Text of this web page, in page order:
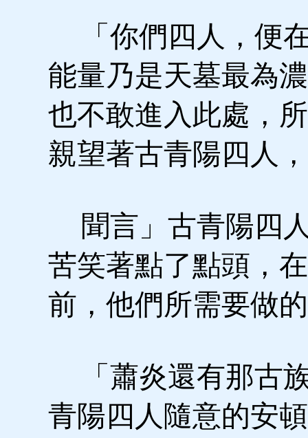
「你們四人，便
能量乃是天墓最為
也不敢進入此處，
親望著古青陽四人
聞言」古青陽四
苦笑著點了點頭，
前，他們所需要做
「蕭炎還有那古
青陽四人隨意的安